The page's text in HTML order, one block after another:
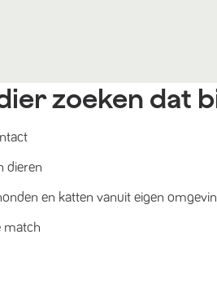
zoeken dat
dieren
en katten vanuit eigen
match